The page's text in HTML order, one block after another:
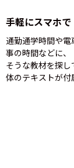
手軽にスマホで
通勤通学時間や
事の時間などに
そうな教材を探
体のテキストが